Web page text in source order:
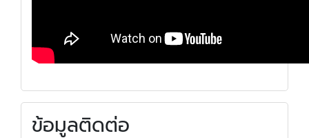
ข้อมูลติดต่อ